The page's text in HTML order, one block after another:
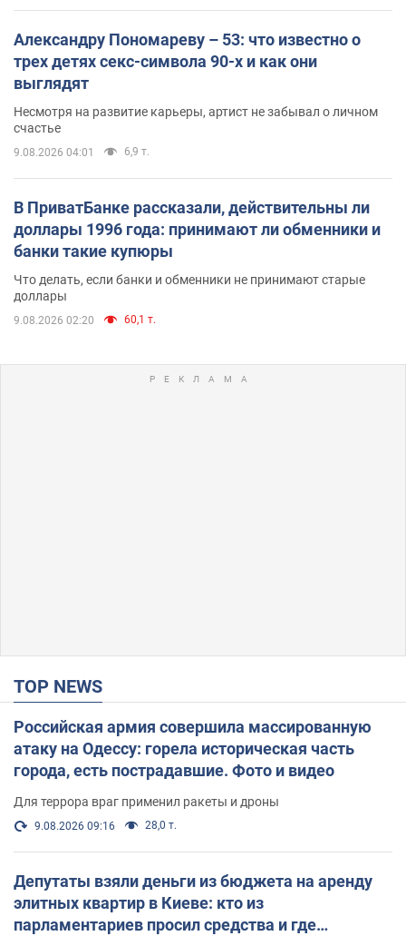
Александру Пономареву – 53: что известно о
трех детях секс-символа 90-х и как они
выглядят
Несмотря на развитие карьеры, артист не забывал о личном
счастье
9.08.2026 04:01 6,9 т.
В ПриватБанке рассказали, действительны ли
доллары 1996 года: принимают ли обменники и
банки такие купюры
Что делать, если банки и обменники не принимают старые
доллары
9.08.2026 02:20 60,1 т.
TOP NEWS
Российская армия совершила массированную
атаку на Одессу: горела историческая часть
города, есть пострадавшие. Фото и видео
Для террора враг применил ракеты и дроны
9.08.2026 09:16 28,0 т.
Депутаты взяли деньги из бюджета на аренду
элитных квартир в Киеве: кто из
парламентариев просил средства и где